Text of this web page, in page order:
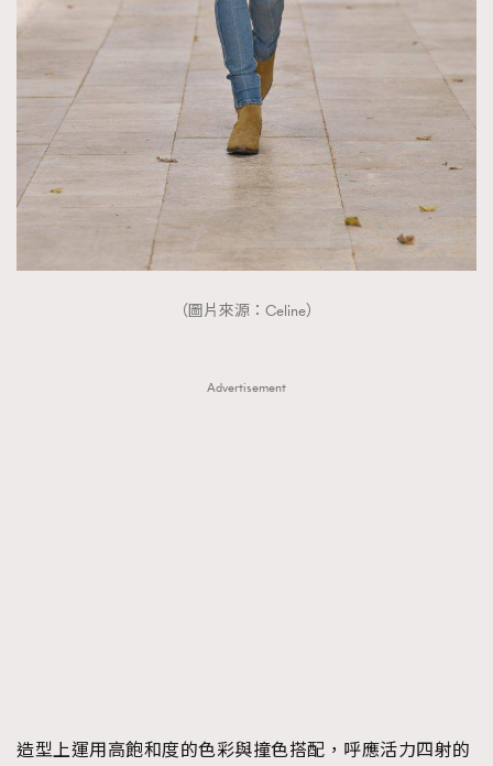
TRENDING
AFrenchMind
DressLikeAParisienne
FashionWeek
（圖片來源：Celine）
Advertisement
造型上運用高飽和度的色彩與撞色搭配，呼應活力四射的